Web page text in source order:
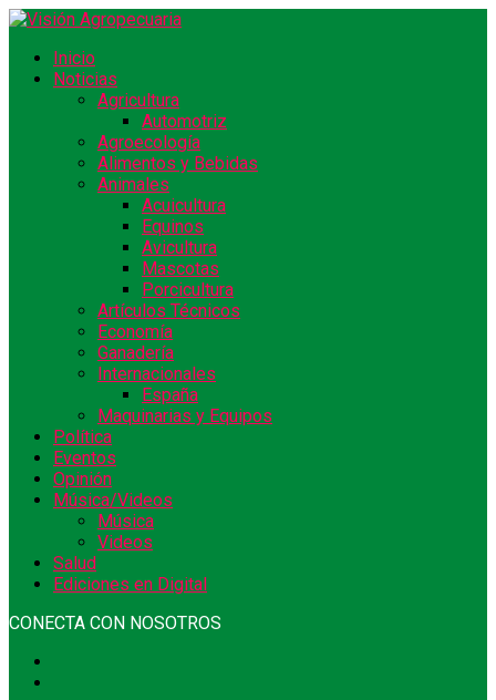
Inicio
Noticias
Agricultura
Automotriz
Agroecología
Alimentos y Bebidas
Animales
Acuicultura
Equinos
Avicultura
Mascotas
Porcicultura
Artículos Técnicos
Economía
Ganadería
Internacionales
España
Maquinarias y Equipos
Política
Eventos
Opinión
Música/Videos
Música
Videos
Salud
Ediciones en Digital
CONECTA CON NOSOTROS